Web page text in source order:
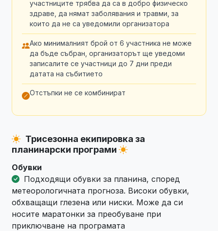
участниците трябва да са в добро физическо
здраве, да нямат заболявания и травми, за
които да не са уведомили организатора
Ако минималният брой от 6 участника не може
да бъде събран, организаторът ще уведоми
записалите се участници до 7 дни преди
датата на събитието
Отстъпки не се комбинират
Трисезонна екипировка за
планинарски програми
Обувки
Подходящи обувки за планина, според
метеорологичната прогноза. Високи обувки,
обхващащи глезена или ниски. Може да си
носите маратонки за преобуване при
приключване на програмата